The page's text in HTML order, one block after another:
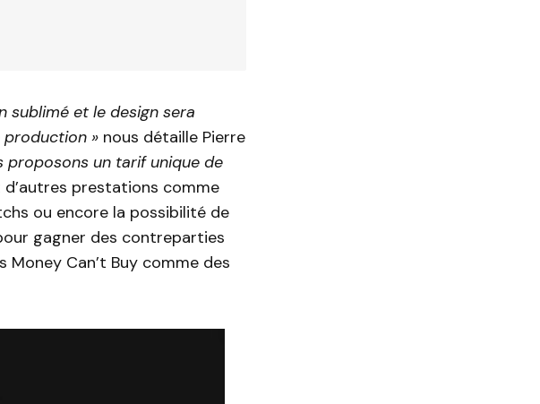
sublimé et le design sera
production » nous détaille Pierre
proposons un tarif unique de
prestations comme
ou encore la possibilité de
gagner des contreparties
Can’t Buy comme des